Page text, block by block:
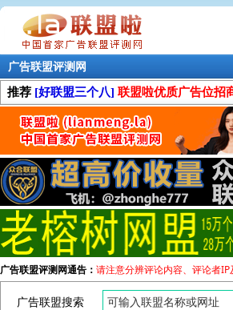
广告联盟评测网
推荐 [好联盟三个八] 联盟啦优质广告位招
广告联盟评测网通告： 请注意分辨评论内容、评论者IP
广告联盟搜索